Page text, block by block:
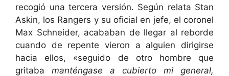
recogió una tercera versión. Según relata Stan
Askin, los Rangers y su oficial en jefe, el coronel
Max Schneider, acababan de llegar al reborde
cuando de repente vieron a alguien dirigirse
hacia ellos, «seguido de otro hombre que
gritaba manténgase a cubierto mi general,